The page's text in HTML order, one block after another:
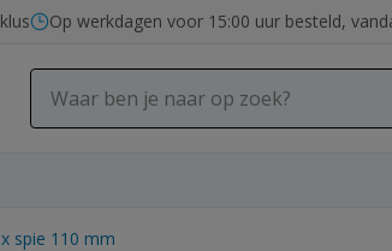
Op werkdagen voor 15:00 uur besteld,
spie 110 mm